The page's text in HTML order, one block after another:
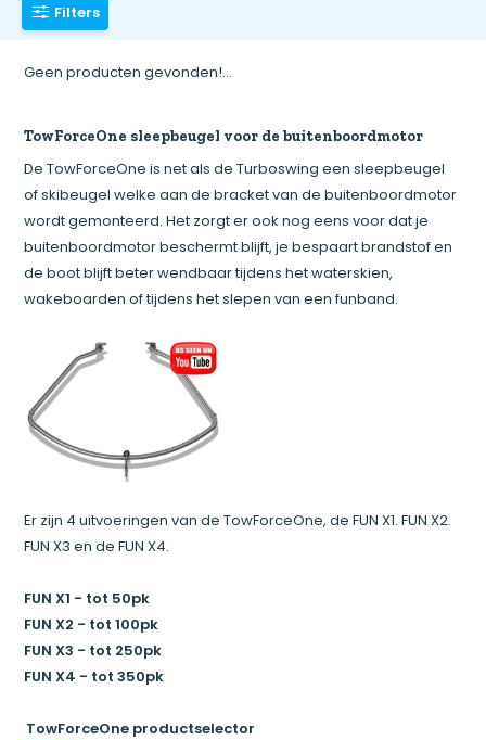
Filters
Geen producten gevonden!...
TowForceOne sleepbeugel voor de buitenboordmotor
De TowForceOne is net als de Turboswing een sleepbeugel
of skibeugel welke aan de bracket van de buitenboordmotor
wordt gemonteerd. Het zorgt er ook nog eens voor dat je
buitenboordmotor beschermt blijft, je bespaart brandstof en
de boot blijft beter wendbaar tijdens het waterskien,
wakeboarden of tijdens het slepen van een funband.
Er zijn 4 uitvoeringen van de TowForceOne, de FUN X1. FUN X2.
FUN X3 en de FUN X4.
FUN X1 - tot 50pk
FUN X2 - tot 100pk
FUN X3 - tot 250pk
FUN X4 - tot 350pk
TowForceOne productselector